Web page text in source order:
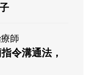
師
令溝通法，